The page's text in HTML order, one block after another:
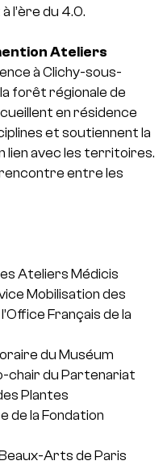
l’ère du 4.0.
Ateliers
à Clichy-sous-
forêt régionale de
en résidence
et soutiennent la
lien avec les territoires.
entre les
Ateliers Médicis
Mobilisation des
Français de la
du Muséum
chair du Partenariat
Plantes
de la Fondation
Arts de Paris